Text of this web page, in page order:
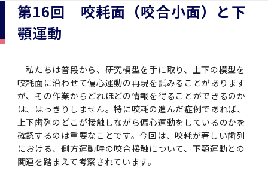
沿革
建物沿革
歴代校長及び学長
学生歌
ブランド
学問と教育の聖地 湯島に建つ東京医科歯科大
学
教育について
研究について
医療について
アクセストップ
キャンパスマップ
運営組織
運営組織トップ
大学組織一覧
学長・役員
副学長
広報誌・刊行物
広報誌・刊行物トップ
大学紹介動画
大学紹介動画トップ
大学概要（冊子）
大学の計画と評価
大学の計画と評価トップ
大学評価の制度について
四大学連合
四大学連合トップ
情報公開・個人情報
学部入学案内トップ
アドミッション・ポリシー
入試制度
入試制度トップ
学部入試の変更点（予告）
学部などについて
学部などについてトップ
学生生活などについて
大学院入学案内
大学院入学案内トップ
募集要項
募集要項トップ
医歯学総合研究科
WEB出願
アドミッション・ポリシー
聴講生・科目等履修生および大学院研究生募集
聴講生・科目等履修生および大学院研究生募集
トップ
医学部
入学に関するお問い合わせ窓口
今後の博士学生向け支援制度について
令和8年度（2026年度）総合知と癒しの次世代
フロントランナー育成プログラム Science
Tokyo Post-SPRING(医歯学系)春募集につい
て
令和7年度（2025年度）「総合知と癒しの次世
代フロントランナー育成プログラム Science
Tokyo SPRING(医歯学系)」対象学生の春募集
Science Tokyo BOOST (医歯学系)トップ
令和8年度（2026年度）トップレベルAI研究の
ための共創型エキスパート人材育成プログラム
対象学生（Science Tokyo BOOST（医歯学
系）生）の募集について
令和7年度トップレベルAI研究のための共創型
エキスパート人材育成プログラム対象学生（医
歯学系-BOOST生）の募集について
CS（クリニシャン・サイエンティスト）養成支
CS（クリニシャン・サイエンティスト）養成支
援制度トップ
令和８年度（2026年度）CS（クリニシャン・
サイエンティスト）養成支援制度の募集につい
て
授業・カリキュラム
授業・カリキュラムトップ
四大学連合･複合領域コース
入学料・授業料・奨学金
入学料・授業料・奨学金トップ
留学情報
教育理念トップ
ポリシー
ポリシートップ
医学部（医学科･保健衛生学科）
歯学部（歯学科･口腔保健学科）
医学部（医学科･保健衛生学科）
医学部（医学科･保健衛生学科）トップ
医学科
歯学部（歯学科･口腔保健学科）
歯学部（歯学科･口腔保健学科）トップ
大学院医歯学総合研究科
医学部（医学科･保健衛生学科）
歯学部（歯学科･口腔保健学科）
教養部
教養部トップ
公開講座・公開シンポジウム・講演会等のお知
大学院医歯学総合研究科
大学院医歯学総合研究科トップ
大学院保健衛生学研究科
医科（医系診療部門）
歯科（歯系診療部門）
研究・連携トップ
外部資金
外部資金トップ
研究費獲得支援
産学官連携
研究手続き
研究手続きトップ
倫理審査申請システム
研究活動
研究活動トップ
研究組織
国際交流
大学基金
受験生 在学生
卒業生
企業・研究者・一般の方
病院をご利用の方
第16回 咬耗面（咬合小面）と下
顎運動
私たちは普段から、研究模型を手に取り、上下の模型を
咬耗面に沿わせて偏心運動の再現を試みることがあります
が、その作業からどれほどの情報を得ることができるのか
は、はっきりしません。特に咬耗の進んだ症例であれば、
上下歯列のどこが接触しながら偏心運動をしているのかを
確認するのは重要なことです。今回は、咬耗が著しい歯列
における、側方運動時の咬合接触について、下顎運動との
関連を踏まえて考察されています。